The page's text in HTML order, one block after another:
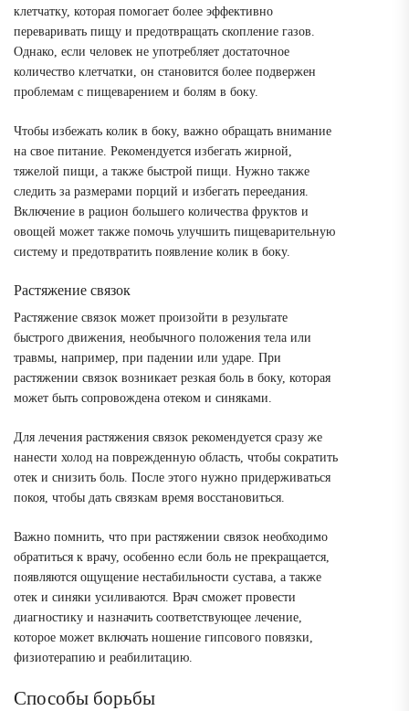
клетчатку, которая помогает более эффективно
переваривать пищу и предотвращать скопление газов.
Однако, если человек не употребляет достаточное
количество клетчатки, он становится более подвержен
проблемам с пищеварением и болям в боку.
Чтобы избежать колик в боку, важно обращать внимание
на свое питание. Рекомендуется избегать жирной,
тяжелой пищи, а также быстрой пищи. Нужно также
следить за размерами порций и избегать переедания.
Включение в рацион большего количества фруктов и
овощей может также помочь улучшить пищеварительную
систему и предотвратить появление колик в боку.
Растяжение связок
Растяжение связок может произойти в результате
быстрого движения, необычного положения тела или
травмы, например, при падении или ударе. При
растяжении связок возникает резкая боль в боку, которая
может быть сопровождена отеком и синяками.
Для лечения растяжения связок рекомендуется сразу же
нанести холод на поврежденную область, чтобы сократить
отек и снизить боль. После этого нужно придерживаться
покоя, чтобы дать связкам время восстановиться.
Важно помнить, что при растяжении связок необходимо
обратиться к врачу, особенно если боль не прекращается,
появляются ощущение нестабильности сустава, а также
отек и синяки усиливаются. Врач сможет провести
диагностику и назначить соответствующее лечение,
которое может включать ношение гипсового повязки,
физиотерапию и реабилитацию.
Способы борьбы